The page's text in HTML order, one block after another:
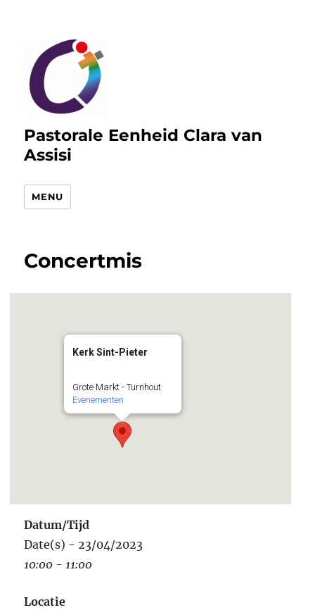
Pastorale Eenheid Clara van
Assisi
MENU
Concertmis
Kerk Sint-Pieter
Grote Markt - Turnhout
Evenementen
Datum/Tijd
Date(s) - 23/04/2023
10:00 - 11:00
Locatie